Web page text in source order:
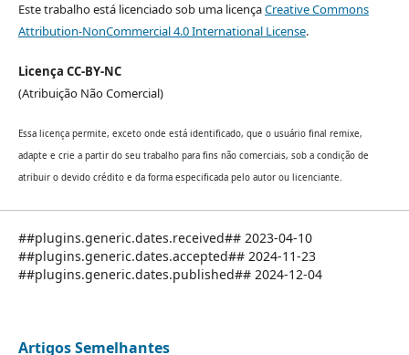
Este trabalho está licenciado sob uma licençaCreative Commons
Attribution-NonCommercial 4.0 International License.
Licença CC-BY-NC
(Atribuição Não Comercial)
Essa licença permite, exceto onde está identificado, que o usuário final remixe,
adapte e crie a partir do seu trabalho para fins não comerciais, sob a condição de
atribuir o devido crédito e da forma especificada pelo autor ou licenciante.
##plugins.generic.dates.received## 2023-04-10
##plugins.generic.dates.accepted## 2024-11-23
##plugins.generic.dates.published## 2024-12-04
Artigos Semelhantes